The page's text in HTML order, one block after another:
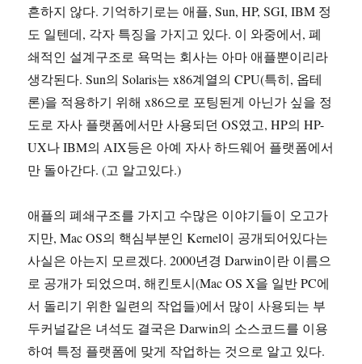
오
있
다.
에
흔하지 않다. 기억하기로는 애플, Sun, HP, SGI, IBM 정
도 일텐데, 각자 특징을 가지고 있다. 이 와중에서, 폐
쇄적인 설계구조로 욕먹는 회사는 아마 애플뿐이리라
생각된다. Sun의 Solaris는 x86계열의 CPU(특히, 옵테
론)을 적용하기 위해 x86으로 포팅된게 아닌가 싶을 정
도로 자사 플랫폼에서만 사용되던 OS였고, HP의 HP-
UX나 IBM의 AIX등은 아예 자사 하드웨어 플랫폼에서
만 돌아간다. (고 알고있다.)
애플의 폐쇄구조를 가지고 수많은 이야기들이 오고가
지만, Mac OS의 핵심부분인 Kernel이 공개되어있다는
사실은 아는지 모르겠다. 2000년경 Darwin이란 이름으
로 공개가 되었으며, 해킨토시(Mac OS X을 일반 PC에
서 돌리기 위한 일련의 작업들)에서 많이 사용되는 부
두커널같은 녀석도 결국은 Darwin의 소스코드를 이용
하여 특정 플랫폼에 맞게 작업하는 것으로 알고 있다.